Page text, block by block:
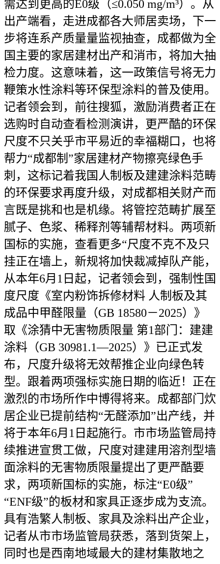
需达到更高的E0级（≤0.050 mg/m³）。从
出产端看，走进成都各大师居卖场，下一
步将连系产质量量监视抽查，成都做为全
国主要的家居建材出产和消市，将加大抽
检力度。这意味着，这一政策信号将无力
鞭策水性涂料等环保型涂料的普及使用。
记者领会到，前往搜狐，激励消费者正在
选购时自动查看检测演讲，更严酷的环保
尺度不只关乎市平易近的幸福糊口，也将
帮力“成都制”家居建材产物擦亮绿色手
刺，这标记着我国人制板及建建涂料范畴
的环保要求再度升级，对成都相关财产而
言既是挑和也是机缘。将管控范畴扩展至
腻子、色浆、稀释剂等辅帮材料。两项新
国标的实施，查看更多“尺度不克不及只
挂正在墙上，新规将加快裁减掉队产能，
从本年6月1日起，记者领会到，强制性国
度尺度《室内粉饰拆修材料 人制板及其
成品中甲醛限量（GB 18580－2025）》
取《涂猜中无害物质限量 第1部门：建建
涂料（GB 30981.1—2025）》已正式发
布，尺度升级将无效帮推企业向绿色转
型。跟着两项强标实施日期的临近！正在
激烈的市场所作中博得将来。成都部门炊
居企业已提前结构“无醛添加”出产线，并
将于本年6月1日起施行。市市场监管局持
续推进宣贯工做，尺度对建建用溶剂型墙
面涂料的无害物质限量提出了更严酷要
求，两项新国标的实施，标注“E0级”
“ENF级”的板材和家具正逐步成为支流。
具有浩繁人制板、家具及涂料出产企业，
记者从市市场监管局获悉，落到货架上，
同时也是西南地域最大的建材集散地之